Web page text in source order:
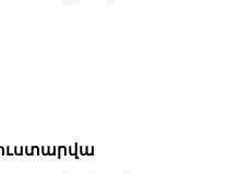
ուստարվա